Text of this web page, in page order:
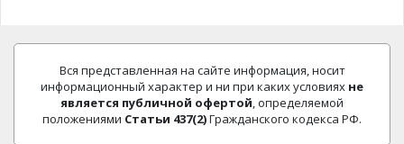
Вся представленная на сайте информация, носит
информационный характер и ни при каких условиях не
является публичной офертой, определяемой
положениями Статьи 437(2)Гражданского кодекса РФ.